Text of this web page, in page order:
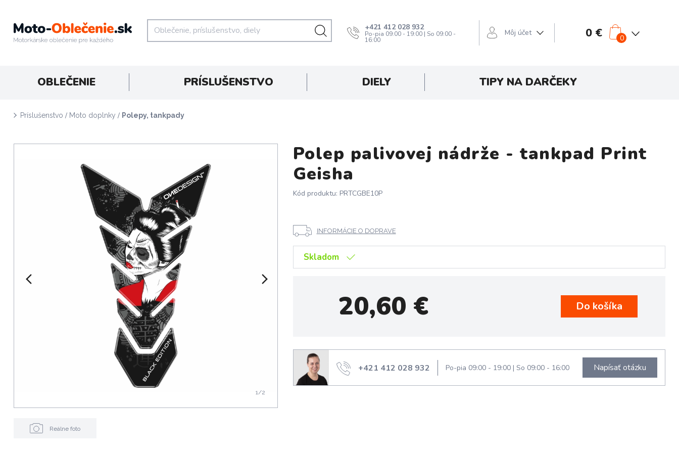
+421 412 028 932
Po-pia 09:00 - 19:00 | So 09:00 -
16:00
Môj účet 0 € 0
OBLEČENIE PRÍSLUŠENSTVO DIELY TIPY NA DARČEKY
Príslušenstvo / Moto doplnky / Polepy, tankpady
Polep palivovej nádrže - tankpad Print
Geisha
Kód produktu: PRTCGBE10P
1 /2
Reálne foto
INFORMÁCIE O DOPRAVE
Skladom
20,60 €
+421 412 028 932 Po-pia 09:00 - 19:00| So 09:00 - 16:00 Napísať otázku